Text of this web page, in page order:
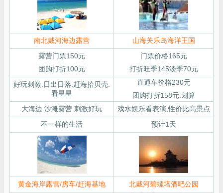
南北戴河海边露营
山海关乐岛海洋王国
露营门票150元
团购打折100元
门票价格165元
打折旺季145淡季70元
好玩刺激.日出日落.赶海拾贝壳.
看星星
直通车价格230元
团购打折158元.划算
大海边.沙滩露营.刺激好玩
戏水娱乐看表演,性价比高景点
不一样的生活
预计1天
黄金海岸露营/房车/赶海基地 北戴河碧螺塔酒吧公园